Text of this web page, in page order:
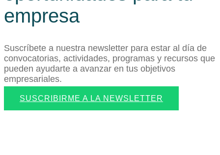
empresa
Suscríbete a nuestra newsletter para estar al día de
convocatorias, actividades, programas y recursos que
pueden ayudarte a avanzar en tus objetivos
empresariales.
SUSCRIBIRME A LA NEWSLETTER